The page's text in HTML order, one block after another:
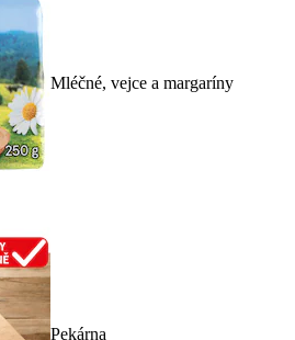
Mléčné, vejce a margaríny
Pekárna